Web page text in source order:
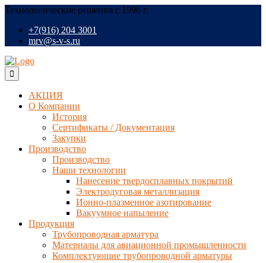
Технологические решения с 1996 г.
+7(916) 204 3001
mrv@s-v-s.ru
АКЦИЯ
О Компании
История
Сертификаты / Документация
Закупки
Производство
Производство
Наши технологии
Нанесение твердосплавных покрытий
Электродуговая металлизация
Ионно-плазменное азотирование
Вакуумное напыление
Продукция
Трубопроводная арматура
Материалы для авиационной промышленности
Комплектующие трубопроводной арматуры